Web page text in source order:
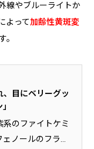
線やブルーライトか
よって加齢性黄斑変
。
目にベリーグッ
系のファイトケミ
ノールのフラボ